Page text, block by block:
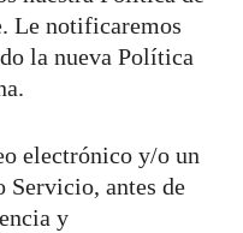
Le notificaremos
la nueva Política
electrónico y/o un
Servicio, antes de
y